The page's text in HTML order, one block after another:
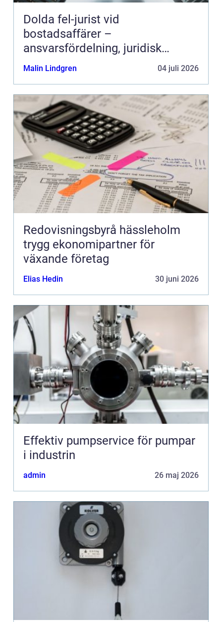
Dolda fel-jurist vid
bostadsaffärer –
ansvarsfördelning, juridisk
prövning och hantering av
fastighetstvister
Malin Lindgren 04 juli 2026
Redovisningsbyrå hässleholm
trygg ekonomipartner för
växande företag
Elias Hedin 30 juni 2026
Effektiv pumpservice för pumpar
i industrin
admin 26 maj 2026